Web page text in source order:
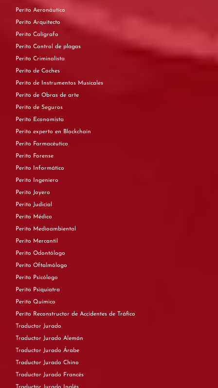
Perito Aeronáutico
Perito Arquitecto
Perito Calígrafo
Perito Control de plagas
Perito Criminalista
Perito de Coches
Perito de Instrumentos Musicales
Perito de Obras de arte
Perito de Seguros
Perito Economista
Perito experto en Blockchain
Perito Farmacéutico
Perito Forense
Perito Informático
Perito Ingeniero
Perito Joyero
Perito Judicial
Perito Médico
Perito Medioambiental
Perito Mercantil
Perito Odontólogo
Perito Oftalmólogo
Perito Psicólogo
Perito Psiquiatra
Perito Químico
Perito Reconstructor de Accidentes de Tráfico
Traductor Jurado
Traductor Jurado Alemán
Traductor Jurado Árabe
Traductor Jurado Chino
Traductor Jurado Francés